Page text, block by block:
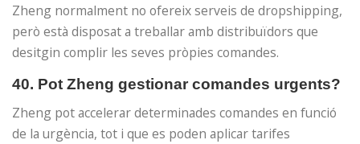
Zheng normalment no ofereix serveis de dropshipping,
però està disposat a treballar amb distribuïdors que
desitgin complir les seves pròpies comandes.
40. Pot Zheng gestionar comandes urgents?
Zheng pot accelerar determinades comandes en funció
de la urgència, tot i que es poden aplicar tarifes